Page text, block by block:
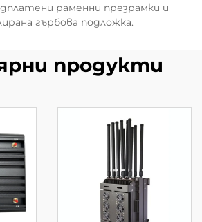
раменни презрамки и
гърбова подложка.
продукти